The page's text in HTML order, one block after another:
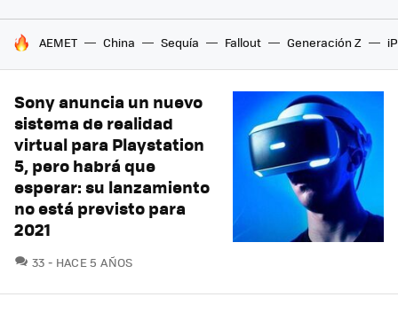
HOY SE HABLA DE
AEMET China Sequía Fallout Generación Z
Sony anuncia un nuevo
sistema de realidad
virtual para Playstation
5, pero habrá que
esperar: su lanzamiento
no está previsto para
2021
33 COMENTARIOS
HACE 5 AÑOS